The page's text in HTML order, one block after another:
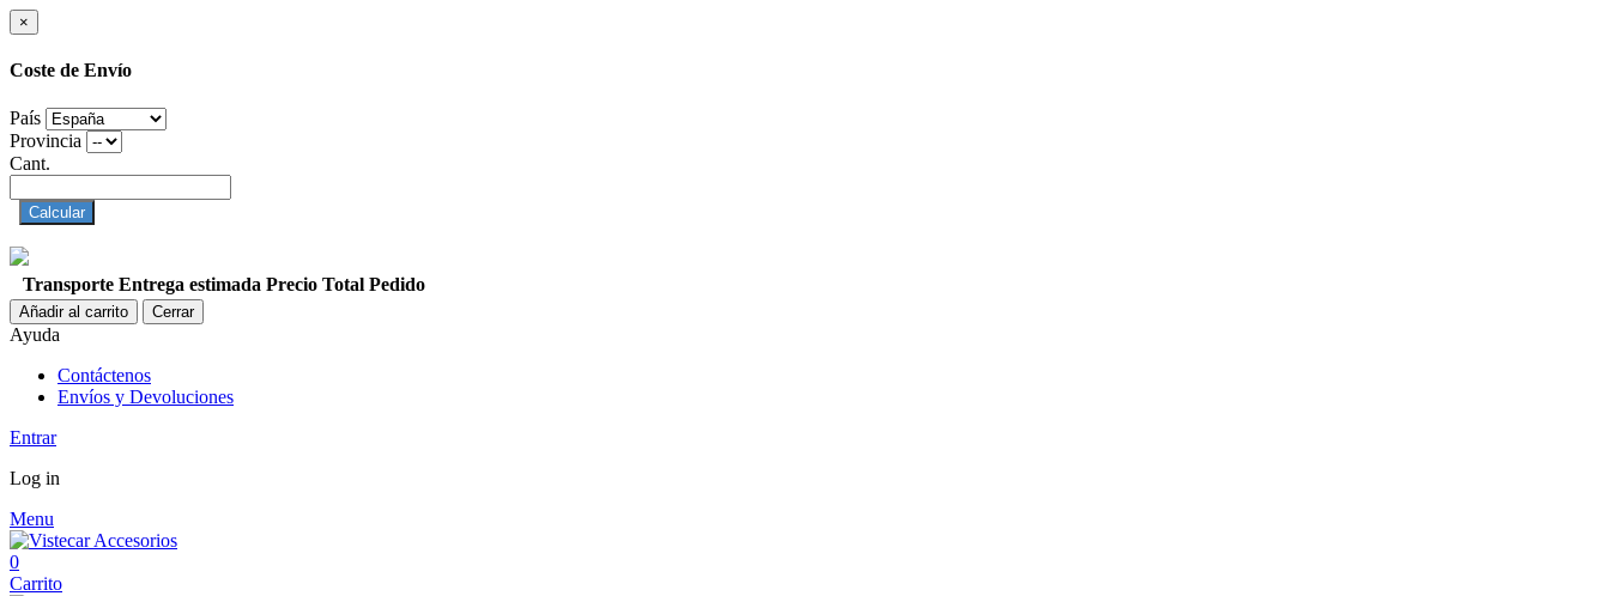
×
Coste de Envío
País
Provincia
Cant.
Calcular
Transporte Entrega estimada Precio Total Pedido
Añadir al carrito Cerrar
Ayuda
Contáctenos
Envíos y Devoluciones
Entrar
Log in
Menu
0
Carrito